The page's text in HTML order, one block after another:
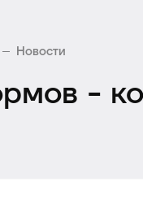
Новости
-